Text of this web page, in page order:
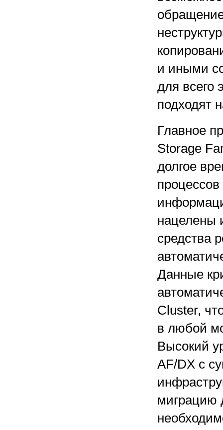
и иными
для всего
подходят
Главное
Storage
долгое
нацелены
средства
Данные
Cluster,
в любой
Высокий
AF/DX с
миграцию